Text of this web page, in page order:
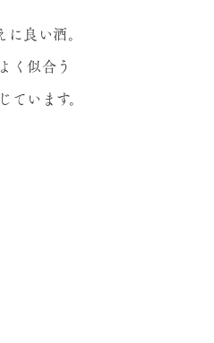
良い酒。
く似合う
います。